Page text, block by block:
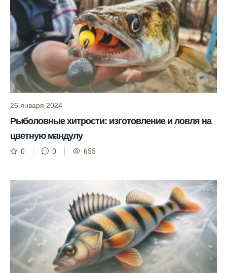
помогает мне выбирать лучшие дни для
рыбалки в Москве и области.
Я скачал приложение и теперь всегда
знаю, когда клюет рыба.
Рыболовный клуб для любителей активной
ловли предоставляет точные прогнозы
клева.
Учитывайте фазы луны при планировании
рыбалки и проверяйте прогноз клева.
Находитесь в Московской области? Это
прекрасное место для рыбалки, и прогноз
Прогноз клева учитывает разные факторы,
и это делает его надежным.
Я всегда учитываю фазы луны и погодные
условия при выборе дня для рыбалки.
Прогноз клева учитывает фазы луны и
изменения температуры воды для более
точных результатов.
26 января 2024
Рыболовные хитрости: изготовление и ловля на
цветную мандулу
0 0 655